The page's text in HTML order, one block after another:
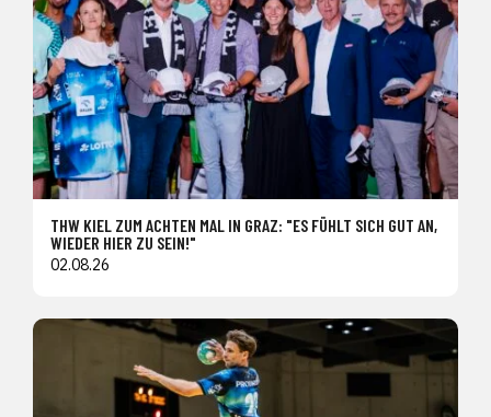
THW KIEL ZUM ACHTEN MAL IN GRAZ: "ES FÜHLT SICH GUT AN,
WIEDER HIER ZU SEIN!"
02.08.26